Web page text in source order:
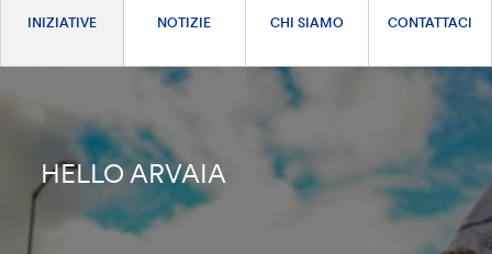
INIZIATIVE NOTIZIE CHI SIAMO CONTATTACI
HELLO ARVAIA